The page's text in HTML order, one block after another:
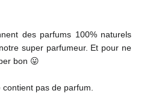
des parfums 100% naturels
super parfumeur. Et pour ne
bon 😛
pas de parfum.